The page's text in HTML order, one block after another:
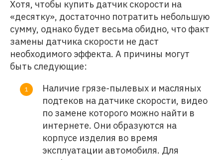
Хотя, чтобы купить датчик скорости на
«десятку», достаточно потратить небольшую
сумму, однако будет весьма обидно, что факт
замены датчика скорости не даст
необходимого эффекта. А причины могут
быть следующие:
Наличие грязе-пылевых и масляных
подтеков на датчике скорости, видео
по замене которого можно найти в
интернете. Они образуются на
корпусе изделия во время
эксплуатации автомобиля. Для